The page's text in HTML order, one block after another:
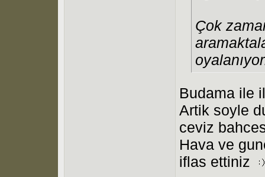
Çok
Budama ile
Artik soyle
ceviz
Hava ve
iflas ettiniz